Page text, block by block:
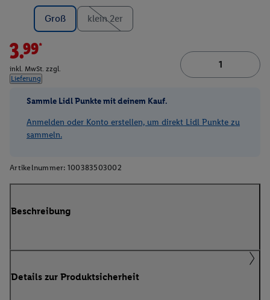
Groß klein 2er
3.99*
inkl. MwSt. zzgl.
Lieferung
Sammle Lidl Punkte mit deinem Kauf.
Anmelden oder Konto erstellen, um direkt Lidl Punkte zu
sammeln.
Artikelnummer: 100383503002
Beschreibung
Details zur Produktsicherheit